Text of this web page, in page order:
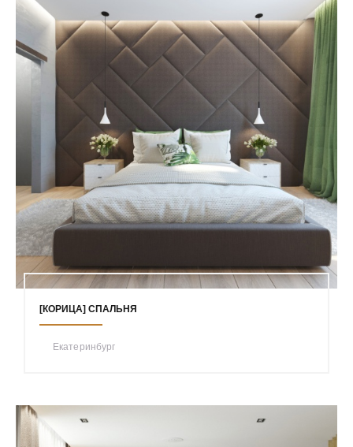
[КОРИЦА] СПАЛЬНЯ
Екатеринбург